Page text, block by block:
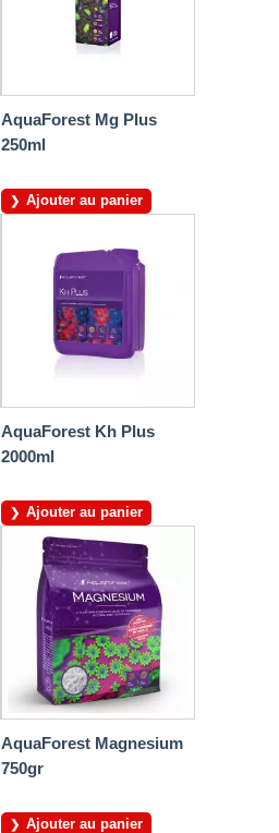
AquaForest Mg Plus
250ml
Ajouter au panier
AquaForest Kh Plus
2000ml
Ajouter au panier
AquaForest Magnesium
750gr
Ajouter au panier